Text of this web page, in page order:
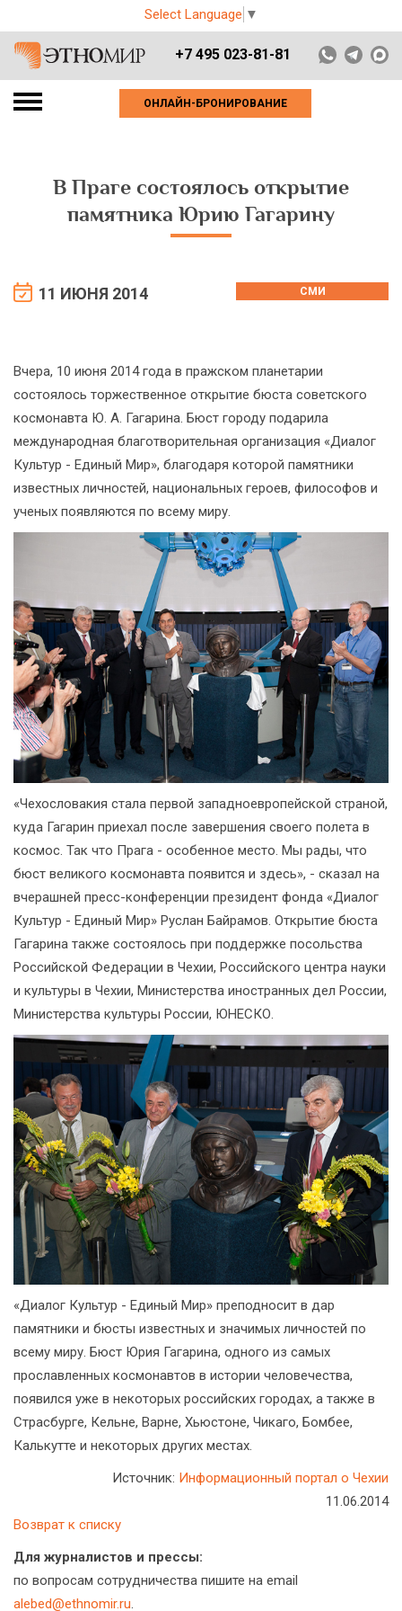
Select Language ▼
+7 495 023-81-81
ОНЛАЙН-БРОНИРОВАНИЕ
В Праге состоялось открытие
памятника Юрию Гагарину
11 ИЮНЯ 2014 СМИ
Вчера, 10 июня 2014 года в пражском планетарии
состоялось торжественное открытие бюста советского
космонавта Ю. А. Гагарина. Бюст городу подарила
международная благотворительная организация «Диалог
Культур - Единый Мир», благодаря которой памятники
известных личностей, национальных героев, философов и
ученых появляются по всему миру.
«Чехословакия стала первой западноевропейской страной,
куда Гагарин приехал после завершения своего полета в
космос. Так что Прага - особенное место. Мы рады, что
бюст великого космонавта появится и здесь», - сказал на
вчерашней пресс-конференции президент фонда «Диалог
Культур - Единый Мир» Руслан Байрамов. Открытие бюста
Гагарина также состоялось при поддержке посольства
Российской Федерации в Чехии, Российского центра науки
и культуры в Чехии, Министерства иностранных дел России,
Министерства культуры России, ЮНЕСКО.
«Диалог Культур - Единый Мир» преподносит в дар
памятники и бюсты известных и значимых личностей по
всему миру. Бюст Юрия Гагарина, одного из самых
прославленных космонавтов в истории человечества,
появился уже в некоторых российских городах, а также в
Страсбурге, Кельне, Варне, Хьюстоне, Чикаго, Бомбее,
Калькутте и некоторых других местах.
Источник: Информационный портал о Чехии
11.06.2014
Возврат к списку
Для журналистов и прессы:
по вопросам сотрудничества пишите на email
alebed@ethnomir.ru.